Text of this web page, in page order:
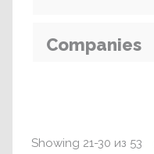
Showing 21-30 из 53
Companies